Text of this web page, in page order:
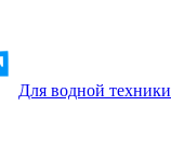
Для водной техники